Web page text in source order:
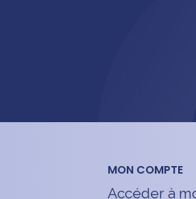
MON COMPTE
Accéder à